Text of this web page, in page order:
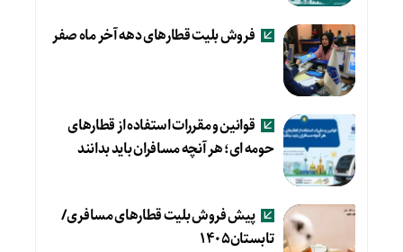
فروش بلیت قطارهای دهه آخر ماه صفر
قوانین و مقررات استفاده از قطارهای
حومه ای؛ هر آنچه مسافران باید بدانند
پیش فروش بلیت قطارهای مسافری/
تابستان۱۴۰۵